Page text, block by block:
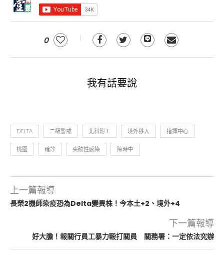
0
我有話要說
DELTA 二級警戒 北科附工 境外移入 指揮中心
桃園 確診 突破性感染 陳時中
上一篇報導
長榮2機師染疫恐為Delta變異株！今本土+2、境外+4
下一篇報導
好大膽！報關行員工暴力毆打關員 關務署：一定依法究辦